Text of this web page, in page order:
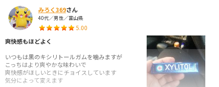
みろく369さん
40代／男性／富山県
5.00
爽快感もほどよく
いつもは黒のキシリトールガムを噛みますが
こっちはより爽やかな味わいで
爽快感がほしいときにチョイスしています
気分によって変えます